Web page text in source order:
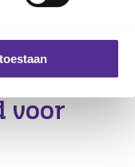
zijn. En
voor